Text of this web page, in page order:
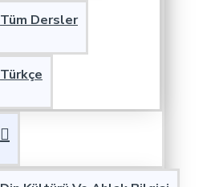
Tüm Dersler
Türkçe